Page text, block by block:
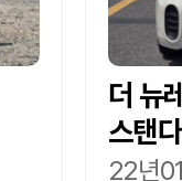
더 뉴
스탠
22년